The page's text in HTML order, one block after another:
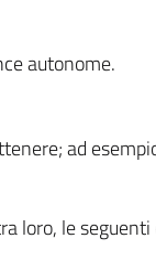
autonome.
ad
loro, le seguenti